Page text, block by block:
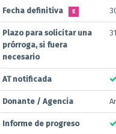
Fecha definitiva E
Plazo para solicitar una
prórroga, si fuera
necesario
AT notificada
Donante / Agencia
Informe de progreso